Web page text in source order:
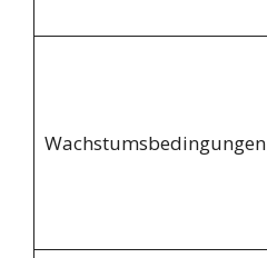
Wachstumsbedingungen